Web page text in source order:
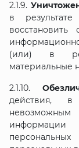
2.1.9.
в
(или) в
материальные
2.1.10.
действия, в
невозможным